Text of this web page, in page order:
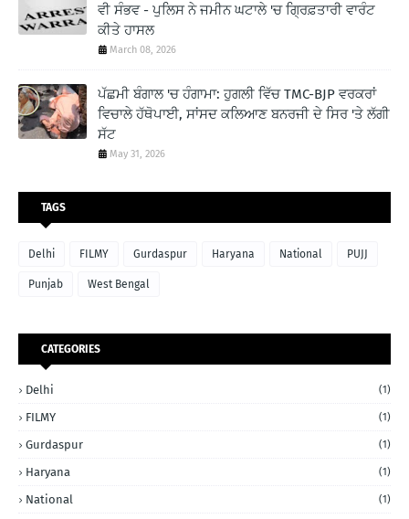
ਵੀ ਸੰਭਵ - ਪੁਲਿਸ ਨੇ ਜਮੀਨ ਘਟਾਲੇ 'ਚ ਗ੍ਰਿਫ਼ਤਾਰੀ ਵਾਰੰਟ
ਕੀਤੇ ਹਾਸਲ
March 08, 2026
ਪੱਛਮੀ ਬੰਗਾਲ 'ਚ ਹੰਗਾਮਾ: ਹੁਗਲੀ ਵਿੱਚ TMC-BJP ਵਰਕਰਾਂ
ਵਿਚਾਲੇ ਹੱਥੋਪਾਈ, ਸਾਂਸਦ ਕਲਿਆਣ ਬਨਰਜੀ ਦੇ ਸਿਰ 'ਤੇ ਲੱਗੀ
ਸੱਟ
May 31, 2026
TAGS
Delhi FILMY Gurdaspur Haryana National PUJJ
Punjab West Bengal
CATEGORIES
Delhi (1)
FILMY (1)
Gurdaspur (1)
Haryana (1)
National (1)